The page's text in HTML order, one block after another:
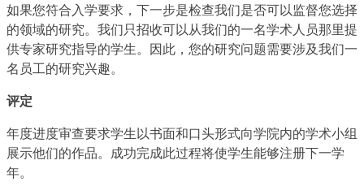
如果您符合入学要求，下一步是检查我们是否可以监督您选择
的领域的研究。我们只招收可以从我们的一名学术人员那里提
供专家研究指导的学生。因此，您的研究问题需要涉及我们一
名员工的研究兴趣。
评定
年度进度审查要求学生以书面和口头形式向学院内的学术小组
展示他们的作品。成功完成此过程将使学生能够注册下一学
年。